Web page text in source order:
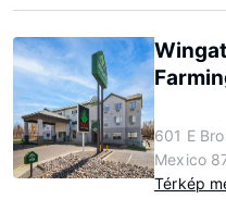
601 E
Mexico
Térkép